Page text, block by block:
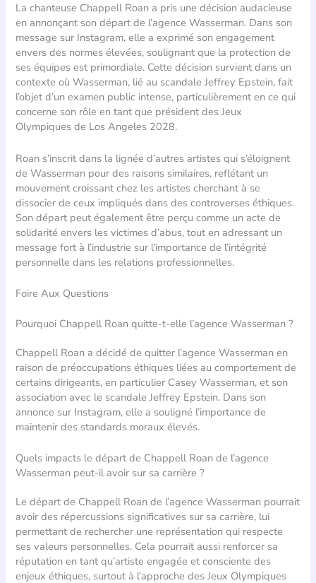
La chanteuse Chappell Roan a pris une décision audacieuse
en annonçant son départ de l’agence Wasserman. Dans son
message sur Instagram, elle a exprimé son engagement
envers des normes élevées, soulignant que la protection de
ses équipes est primordiale. Cette décision survient dans un
contexte où Wasserman, lié au scandale Jeffrey Epstein, fait
l’objet d’un examen public intense, particulièrement en ce qui
concerne son rôle en tant que président des Jeux
Olympiques de Los Angeles 2028.
Roan s’inscrit dans la lignée d’autres artistes qui s’éloignent
de Wasserman pour des raisons similaires, reflétant un
mouvement croissant chez les artistes cherchant à se
dissocier de ceux impliqués dans des controverses éthiques.
Son départ peut également être perçu comme un acte de
solidarité envers les victimes d’abus, tout en adressant un
message fort à l’industrie sur l’importance de l’intégrité
personnelle dans les relations professionnelles.
Foire Aux Questions
Pourquoi Chappell Roan quitte-t-elle l’agence Wasserman ?
Chappell Roan a décidé de quitter l’agence Wasserman en
raison de préoccupations éthiques liées au comportement de
certains dirigeants, en particulier Casey Wasserman, et son
association avec le scandale Jeffrey Epstein. Dans son
annonce sur Instagram, elle a souligné l’importance de
maintenir des standards moraux élevés.
Quels impacts le départ de Chappell Roan de l’agence
Wasserman peut-il avoir sur sa carrière ?
Le départ de Chappell Roan de l’agence Wasserman pourrait
avoir des répercussions significatives sur sa carrière, lui
permettant de rechercher une représentation qui respecte
ses valeurs personnelles. Cela pourrait aussi renforcer sa
réputation en tant qu’artiste engagée et consciente des
enjeux éthiques, surtout à l’approche des Jeux Olympiques